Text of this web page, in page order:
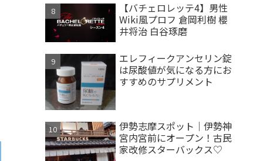
【バチェロレッテ4】男性
Wiki風プロフ 倉岡利樹 櫻
井将治 白谷琢磨
エレフィークアンセリン錠
は尿酸値が気になる方にお
すすめのサプリメント
伊勢志摩スポット｜伊勢神
宮内宮前にオープン！古民
家改修スターバックス♡